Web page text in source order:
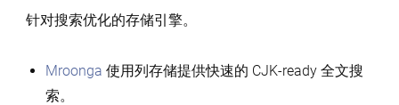
针对搜索优化的存储引擎。
Mroonga 使用列存储提供快速的 CJK-ready 全文搜
索。